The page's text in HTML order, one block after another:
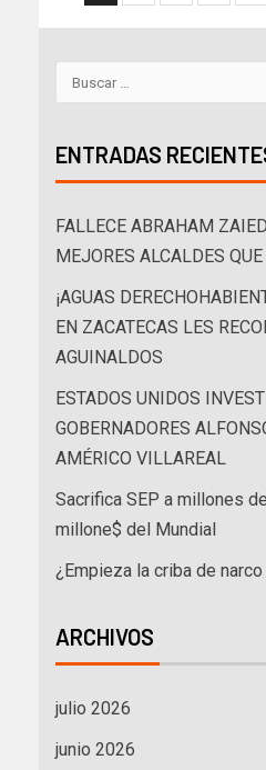
ENTRADAS
FALLECE ABRAHAM
MEJORES ALCALDES
¡AGUAS
EN ZACATECAS LES
AGUINALDOS
ESTADOS UNIDOS
GOBERNADORES
AMÉRICO VILLAREAL
Sacrifica SEP a millones
millone$ del Mundial
¿Empieza la criba de
ARCHIVOS
julio 2026
junio 2026